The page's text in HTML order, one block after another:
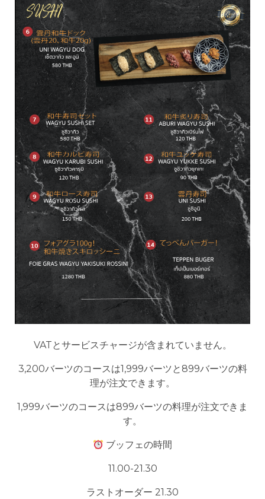
VATとサービスチャージが含まれていません。
3,200バーツのコースは1,999バーツと899バーツの料
理が注文できます。
1,999バーツのコースは899バーツの料理が注文できま
す。
ブッフェの時間
11.00-21.30
ラストオーダー 21.30